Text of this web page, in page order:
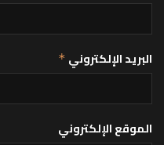
البريد الإلكتروني *
الموقع الإلكتروني